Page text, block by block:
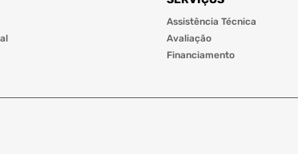
Assistência Técnica
Avaliação
Financiamento